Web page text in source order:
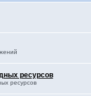
ресурсов
ресурсов